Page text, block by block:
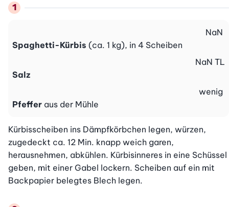
Spaghetti-Kürbis (ca. 1 kg), in 4 Scheiben
NaN
Salz
NaN TL
Pfeffer aus der Mühle
wenig
Kürbisscheiben ins Dämpfkörbchen legen, würzen,
zugedeckt ca. 12 Min. knapp weich garen,
herausnehmen, abkühlen. Kürbisinneres in eine Schüssel
geben, mit einer Gabel lockern. Scheiben auf ein mit
Backpapier belegtes Blech legen.